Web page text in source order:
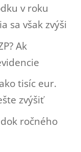
v roku
sa však zvýši
Ak
tisíc eur.
zvýšiť
ročného